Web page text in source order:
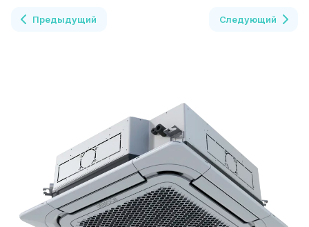
Предыдущий Следующий